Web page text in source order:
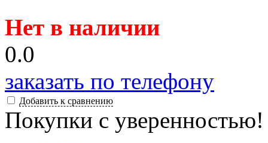
Нет в наличии
0.0
заказать по телефону
Добавить к сравнению
Покупки с уверенностью!